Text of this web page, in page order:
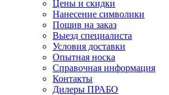
Цены и скидки
Нанесение символики
Пошив на заказ
Выезд специалиста
Условия доставки
Опытная носка
Справочная информация
Контакты
Дилеры ПРАБО